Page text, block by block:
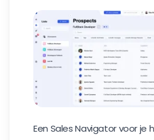
Een Sales Navigator voor je